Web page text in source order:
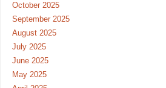
October 2025
September 2025
August 2025
July 2025
June 2025
May 2025